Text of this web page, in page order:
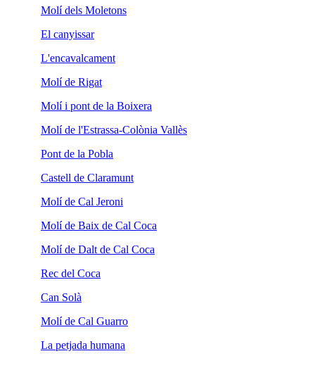
Molí dels Moletons
El canyissar
L'encavalcament
Molí de Rigat
Molí i pont de la Boixera
Molí de l'Estrassa-Colònia Vallès
Pont de la Pobla
Castell de Claramunt
Molí de Cal Jeroni
Molí de Baix de Cal Coca
Molí de Dalt de Cal Coca
Rec del Coca
Can Solà
Molí de Cal Guarro
La petjada humana